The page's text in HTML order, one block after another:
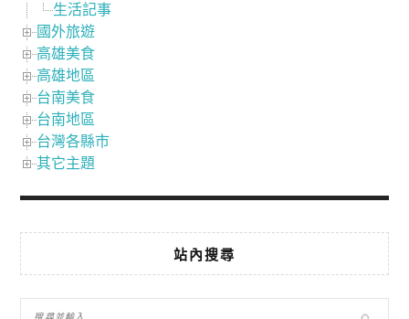
生活記事
國外旅遊
高雄美食
高雄地區
台南美食
台南地區
台灣各縣市
其它主題
站內搜尋